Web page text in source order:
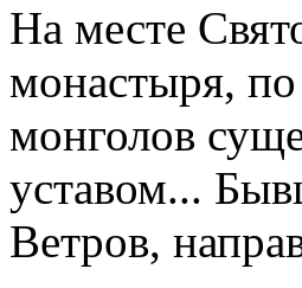
На месте
монастыря,
монголов
уставом...
Ветров,